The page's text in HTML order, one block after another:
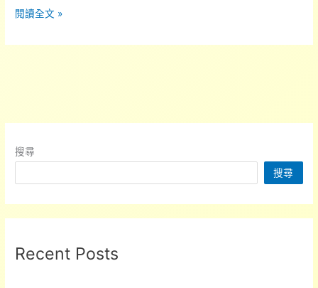
全
大
網
析…
閱讀全文 »
搜尋
搜尋
Recent Posts